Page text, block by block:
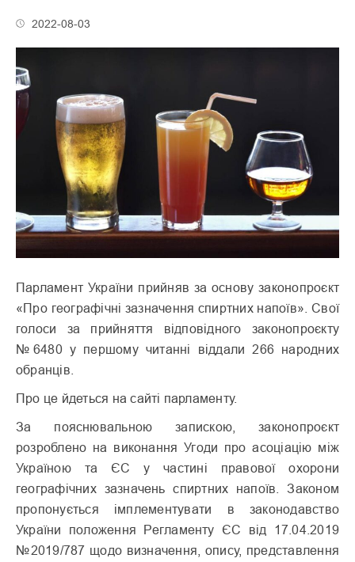
2022-08-03
Парламент України прийняв за основу законопроєкт
«Про географічні зазначення спиртних напоїв». Свої
голоси за прийняття відповідного законопроєкту
№6480 у першому читанні віддали 266 народних
обранців.
Про це йдеться на сайті парламенту.
За пояснювальною запискою, законопроєкт
розроблено на виконання Угоди про асоціацію між
Україною та ЄС у частині правової охорони
географічних зазначень спиртних напоїв. Законом
пропонується імплементувати в законодавство
України положення Регламенту ЄС від 17.04.2019
№2019/787 щодо визначення, опису, представлення